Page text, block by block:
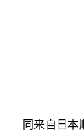
同来自日本